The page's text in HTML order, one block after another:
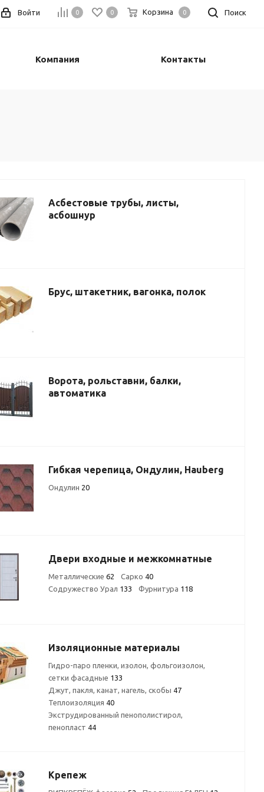
Поиск
0 0 Корзина 0
Войти
Компания Контакты
Асбестовые трубы, листы,
асбошнур
Брус, штакетник, вагонка, полок
Ворота, рольставни, балки,
автоматика
Гибкая черепица, Ондулин, Hauberg
Ондулин 20
Двери входные и межкомнатные
Металлические 62 Сарко 40
Содружество Урал 133 Фурнитура 118
Изоляционные материалы
Гидро-паро пленки, изолон, фольгоизолон,
сетки фасадные 133
Джут, пакля, канат, нагель, скобы 47
Теплоизоляция 40
Экструдированный пенополистирол,
пенопласт 44
Крепеж